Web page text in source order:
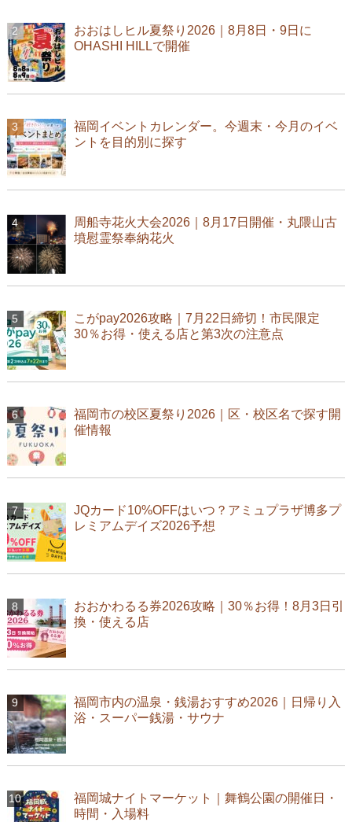
おおはしヒル夏祭り2026｜8月8日・9日に
OHASHI HILLで開催
福岡イベントカレンダー。今週末・今月のイベ
ントを目的別に探す
周船寺花火大会2026｜8月17日開催・丸隈山古
墳慰霊祭奉納花火
こがpay2026攻略｜7月22日締切！市民限定
30％お得・使える店と第3次の注意点
福岡市の校区夏祭り2026｜区・校区名で探す開
催情報
JQカード10%OFFはいつ？アミュプラザ博多プ
レミアムデイズ2026予想
おおかわるる券2026攻略｜30％お得！8月3日引
換・使える店
福岡市内の温泉・銭湯おすすめ2026｜日帰り入
浴・スーパー銭湯・サウナ
福岡城ナイトマーケット｜舞鶴公園の開催日・
時間・入場料